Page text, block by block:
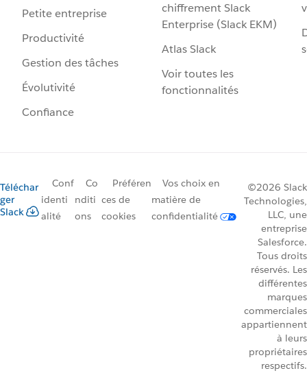
Petite entreprise
Productivité
Gestion des tâches
Évolutivité
Confiance
chiffrement Slack
Enterprise (Slack EKM)
Atlas Slack
Voir toutes les
fonctionnalités
Téléchar
ger
Slack
Conf
identi
alité
Co
nditi
ons
Préféren
ces de
cookies
Vos choix en
matière de
confidentialité
©2026 Slack
Technologies,
LLC, une
entreprise
Salesforce.
Tous droits
réservés. Les
différentes
marques
commerciales
appartiennent
à leurs
propriétaires
respectifs.